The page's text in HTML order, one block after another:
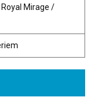
Mirage /